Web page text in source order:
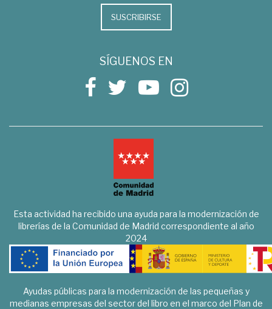
SUSCRIBIRSE
SÍGUENOS EN
Esta actividad ha recibido una ayuda para la modernización de
librerías de la Comunidad de Madrid correspondiente al año
2024
Ayudas públicas para la modernización de las pequeñas y
medianas empresas del sector del libro en el marco del Plan de